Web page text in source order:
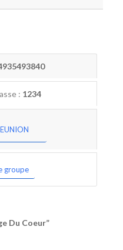
: 1234
groupe
Du Coeur”